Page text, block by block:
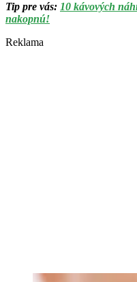
Tip pre vás: 10 kávových
nakopnú!
Reklama